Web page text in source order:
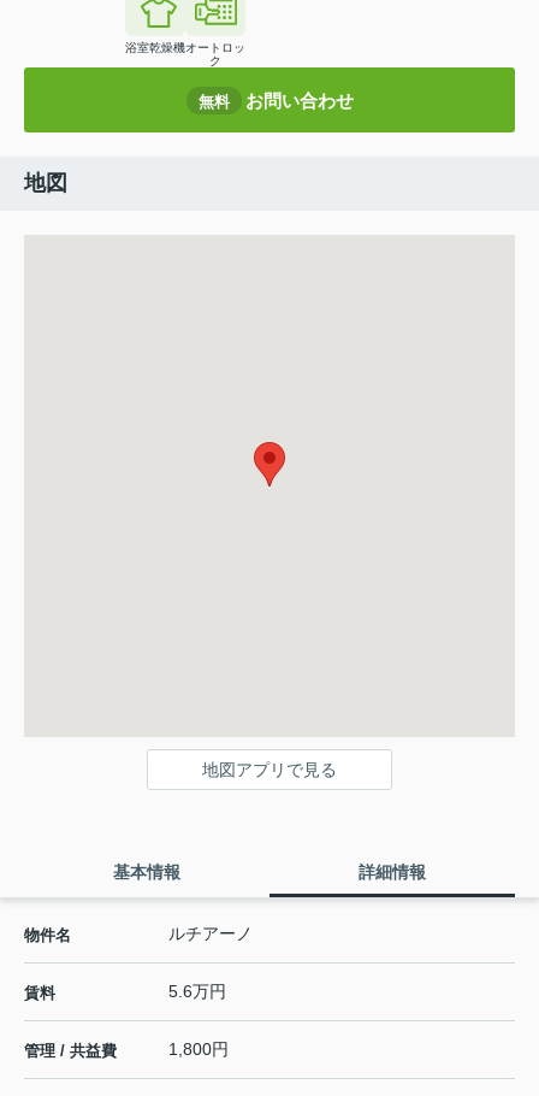
浴室乾燥機オートロッ
ク
無料 お問い合わせ
地図
地図アプリで見る
基本情報 詳細情報
物件名 ルチアーノ
賃料 5.6万円
管理 / 共益費 1,800円